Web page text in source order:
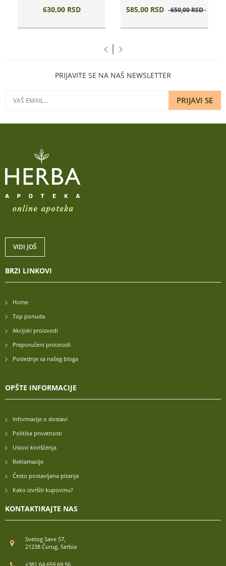
630,00 RSD 585,00 RSD 650,00RSD
PRIJAVITE SE NA NAŠ NEWSLETTER
PRIJAVI SE
VIDI JOŠ
BRZI LINKOVI
Home
Top ponuda
Akcijski proizvodi
Preporučeni proizvodi
Poslednje sa našeg bloga
OPŠTE INFORMACIJE
Informacije o dostavi
Politika privatnosti
Uslovi korišćenja
Reklamacije
Često postavljana pitanja
Kako izvršiti kupovinu?
KONTAKTIRAJTE NAS
Svetog Save 57,
21238 Čurug, Serbia